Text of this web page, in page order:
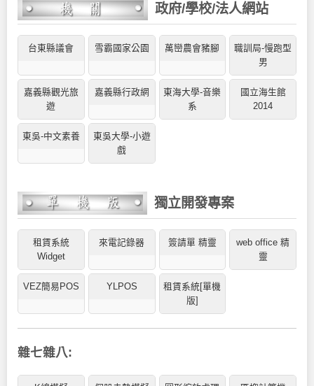
政府/學校/法人網站
台東縣議會 雪霸國家公園 萬巒農會豬腳
職訓局-慢跑型
男
嘉義縣觀光旅
遊
嘉義縣行政網
東海大學-音樂
系
國立海生館
2014
東吳-中文素養
東吳大學-小遊
戲
獨立開發專案
租賃系統
Widget
來電記錄器 簽請單 精靈
web office 精
靈
VEZ簡易POS YLPOS
租賃系統[單機
版]
雜七雜八: